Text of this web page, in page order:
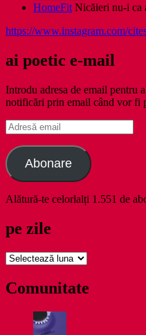
HomeFitNicăieri nu-i ca
https://www.instagram.com/
ai poetic e-mail
Introdu adresa de email pentru
notificări prin email când vor fi
Adresă
email
Abonare
Alătură-te celorlalți 1.551 de
pe zile
pe
Comunitate